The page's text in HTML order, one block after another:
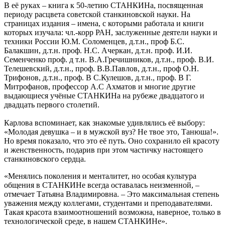
В её руках – книга к 50-летию СТАНКИНа, посвященная
периоду расцвета советской станкиновской науки. На
страницах издания – имена, с которыми работала и книги
которых изучала: чл.-корр РАН, заслуженные деятели науки и
техники России Ю.М. Соломенцев, д.т.н., проф Б.С.
Балакшин, д.т.н. проф. Н.С. Ачеркан, д.т.н. проф. И.И.
Семенченко проф. д т.н. В.А.Гречишников, д.т.н., проф. В.И.
Телешевский, д.т.н., проф. В.В.Павлов, д.т.н., проф О.Н.
Трифонов, д.т.н., проф. В С.Кулешов, д.т.н., проф. В Г.
Митрофанов, профессор А.С Ахматов и многие другие
выдающиеся учёные СТАНКИНа на рубеже двадцатого и
двадцать первого столетий.
Карлова вспоминает, как знакомые удивлялись её выбору:
«Молодая девушка – и в мужской вуз? Не твое это, Танюша!».
Но время показало, что это её путь. Оно сохранило ей красоту
и женственность, подарив при этом частичку настоящего
станкиновского сердца.
«Менялись поколения и менталитет, но особая культура
общения в СТАНКИНе всегда оставалась неизменной, –
отмечает Татьяна Владимировна. – Это максимальная степень
уважения между коллегами, студентами и преподавателями.
Такая красота взаимоотношений возможна, наверное, только в
технологической среде, в нашем СТАНКИНе».